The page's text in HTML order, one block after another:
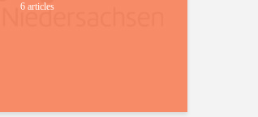
6 articles